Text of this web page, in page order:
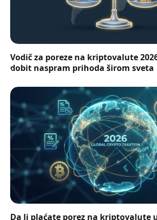
Vodič za poreze na kriptovalute
dobit naspram prihoda širom sveta
Da li plaćate porez na kriptovalute